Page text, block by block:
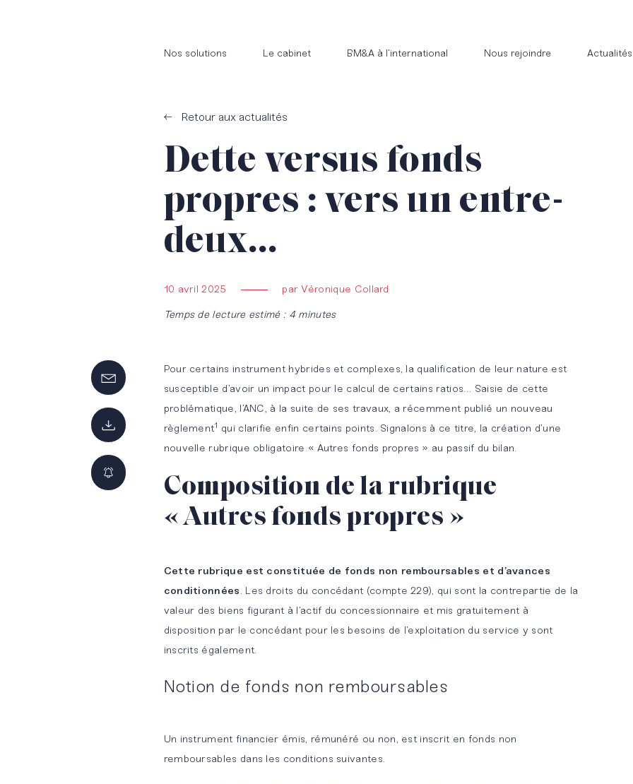
Nos solutions Le cabinet BM&A à l’international Nous rejoindre Actualités
opérationnels
Retour aux actualités
Dette versus fonds
propres : vers un entre-
deux…
10 avril 2025 par Véronique Collard
Temps de lecture estimé : 4 minutes
Pour certains instrument hybrides et complexes, la qualification de leur nature est
susceptible d’avoir un impact pour le calcul de certains ratios… Saisie de cette
problématique, l’ANC, à la suite de ses travaux, a récemment publié un nouveau
règlement1
qui clarifie enfin certains points. Signalons à ce titre, la création d’une
nouvelle rubrique obligatoire « Autres fonds propres » au passif du bilan.
Composition de la rubrique
« Autres fonds propres »
Cette rubrique est constituée de fonds non remboursables et d’avances
conditionnées. Les droits du concédant (compte 229), qui sont la contrepartie de la
valeur des biens figurant à l’actif du concessionnaire et mis gratuitement à
disposition par le concédant pour les besoins de l’exploitation du service y sont
inscrits également.
Notion de fonds non remboursables
Un instrument financier émis, rémunéré ou non, est inscrit en fonds non
remboursables dans les conditions suivantes.